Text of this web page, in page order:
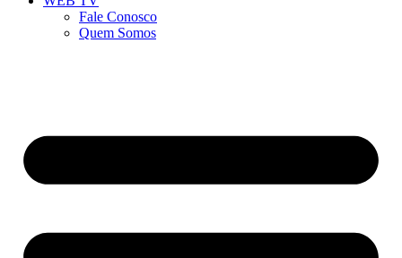
Fale Conosco
Quem Somos